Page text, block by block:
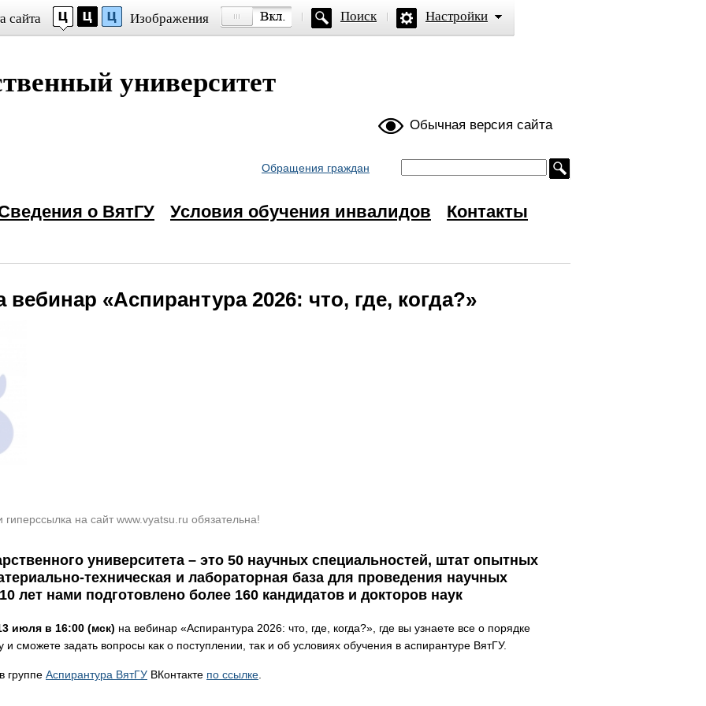
сайта Изображения Поиск Настройки
New Roman
Большой
университет
Обычная версия сайта
Обращения граждан
о ВятГУ Условия обучения инвалидов Контакты
«Аспирантура 2026: что, где, когда?»
на сайт www.vyatsu.ru обязательна!
университета – это 50 научных специальностей, штат опытных
техническая и лабораторная база для проведения научных
лет нами подготовлено более 160 кандидатов и докторов наук
июля в 16:00 (мск) на вебинар «Аспирантура 2026: что, где, когда?», где вы узнаете все о порядке
сможете задать вопросы как о поступлении, так и об условиях обучения в аспирантуре ВятГУ.
группе Аспирантура ВятГУ ВКонтакте по ссылке